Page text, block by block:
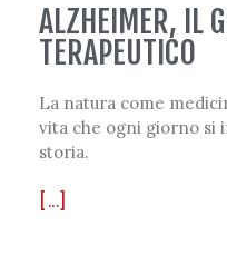
ALZHEIMER, IL
TERAPEUTICO
La natura come
vita che ogni giorno si
storia.
[...]